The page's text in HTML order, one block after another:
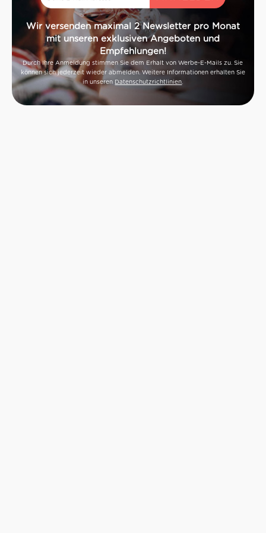
Wir versenden maximal 2 Newsletter pro Monat
mit unseren exklusiven Angeboten und
Empfehlungen!
Durch Ihre Anmeldung stimmen Sie dem Erhalt von Werbe-E-Mails zu. Sie
können sich jederzeit wieder abmelden. Weitere Informationen erhalten Sie
in unseren Datenschutzrichtlinien